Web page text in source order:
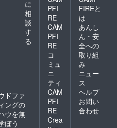
に支援
購入く
ださい
大歓迎
です ■
注意点
Peeba
FESの
チケッ
トは付
帯して
ません
Peeba
FESに
参加し
たい方
パーと
して無
料配布
予定で
足事項
・自宅
以外へ
の配送
も可能
（希望
する配
送先を
入力く
Peeba2
0th記念
冊子に
ついて
・発
刊 ：
2025年
12月
（予
定） ・
ズ：A5
・頁
数 ：
ります
※ 発刊
された
冊子は
鳥取県
内でフ
リー
ペー
パーと
して無
料配布
予定で
の他 ・
の他 ・
自宅以
外への
配送も
可能で
す（希
望する
配送先
を入力
くださ
い） ・
上乗せ
支援も
大歓迎
です ・
上乗せ
支援も
大歓迎
です ・
応援コ
メント
も励み
になり
ます
Peeba
FESの
チケッ
トは付
帯して
ません
Peeba
FESに
参加し
たい方
は「前
売券」
に
相
談
す
る
ドファ
ングの
ウを無
ぼう
PFI
RE
CAM
PFI
RE
コ
ミュ
ニ
ティ
CAM
PFI
RE
Crea
FIREと
は
あんし
ん・安
全への
取り組
み
ニュー
ス
ヘルプ
お問い
合わせ